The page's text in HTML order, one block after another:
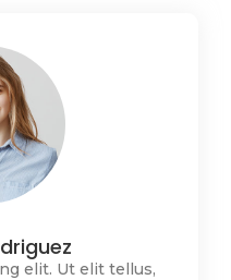
elit. Ut elit tellus,